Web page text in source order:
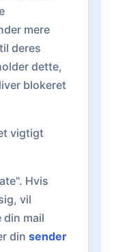
mere
deres
dette,
blokeret
vigtigt
Hvis
vil
din mail
din sender